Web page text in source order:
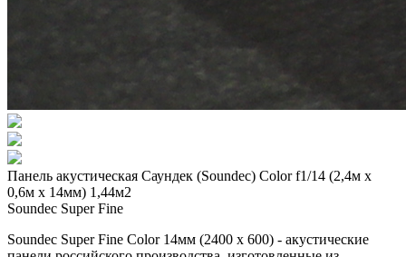
Панель акустическая Саундек (Soundec) Color f1/14 (2,4м x
0,6м х 14мм) 1,44м2
Soundec Super Fine
Soundec Super Fine Color 14мм (2400 x 600) - акустические